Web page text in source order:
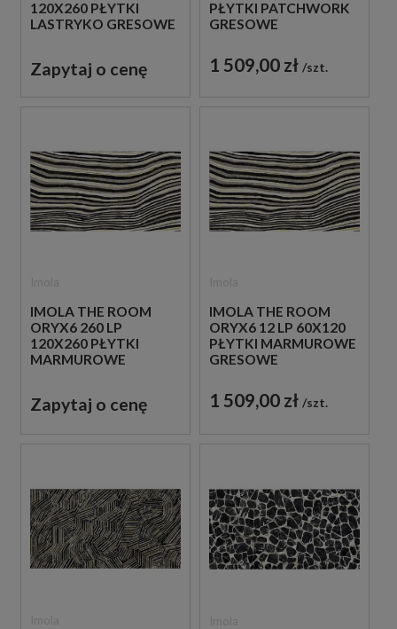
120X260 PŁYTKI
LASTRYKO GRESOWE
Zapytaj o cenę
PŁYTKI PATCHWORK
GRESOWE
1 509,00 zł szt.
IMOLA THE ROOM
ORYX6 260 LP
120X260 PŁYTKI
MARMUROWE
Zapytaj o cenę
IMOLA THE ROOM
ORYX6 12 LP 60X120
PŁYTKI MARMUROWE
GRESOWE
1 509,00 zł szt.